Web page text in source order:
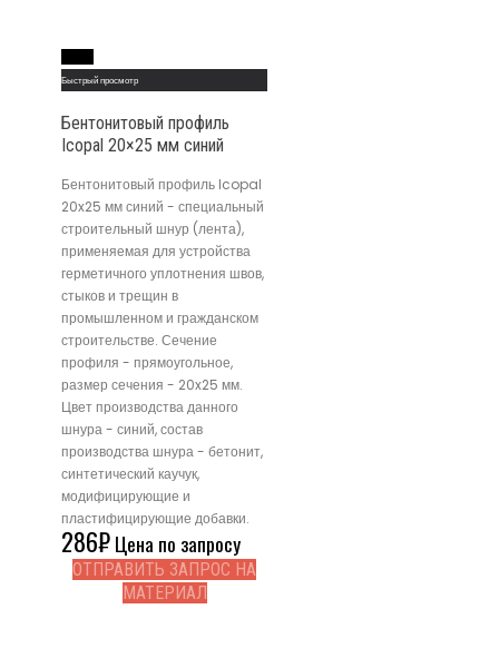
Быстрый просмотр
Бентонитовый профиль
Icopal 20×25 мм синий
Бентонитовый профиль Icopal
20x25 мм синий - специальный
строительный шнур (лента),
применяемая для устройства
герметичного уплотнения швов,
стыков и трещин в
промышленном и гражданском
строительстве. Сечение
профиля - прямоугольное,
размер сечения - 20x25 мм.
Цвет производства данного
шнура - синий, состав
производства шнура - бетонит,
синтетический каучук,
модифицирующие и
пластифицирующие добавки.
286₽Цена по запросу
ОТПРАВИТЬ ЗАПРОС НА
МАТЕРИАЛ